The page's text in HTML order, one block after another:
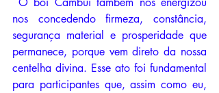
nos concedendo firmeza, constância,
segurança material e prosperidade que
permanece, porque vem direto da nossa
centelha divina. Esse ato foi fundamental
para participantes que, assim como eu,